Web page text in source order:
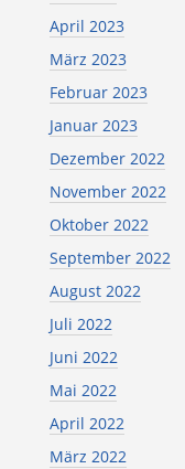
April 2023
März 2023
Februar 2023
Januar 2023
Dezember 2022
November 2022
Oktober 2022
September 2022
August 2022
Juli 2022
Juni 2022
Mai 2022
April 2022
März 2022